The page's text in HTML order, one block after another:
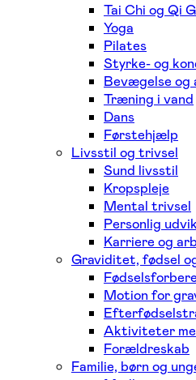
Tai Chi og Qi
Yoga
Pilates
Styrke- og
Bevægelse
Træning i vand
Dans
Førstehjælp
Livsstil og trivsel
Sund livsstil
Kropspleje
Mental trivsel
Personlig
Karriere og
Graviditet, fødsel
Motion for
Aktiviteter
Forældreskab
Familie, børn og